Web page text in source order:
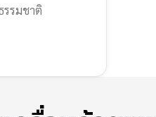
รรมชาติ